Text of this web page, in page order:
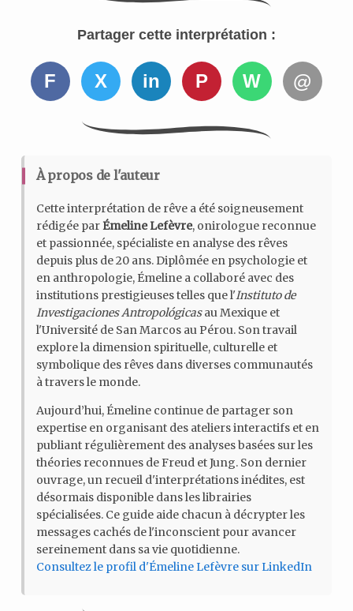
Partager cette interprétation :
F X in P W @
À propos de l'auteur
Cette interprétation de rêve a été soigneusement
rédigée parÉmeline Lefèvre, onirologue reconnue
et passionnée, spécialiste en analyse des rêves
depuis plus de 20 ans. Diplômée en psychologie et
en anthropologie, Émeline a collaboré avec des
institutions prestigieuses telles que l'Instituto de
Investigaciones Antropológicasau Mexique et
l'Université de San Marcos au Pérou. Son travail
explore la dimension spirituelle, culturelle et
symbolique des rêves dans diverses communautés
à travers le monde.
Aujourd’hui, Émeline continue de partager son
expertise en organisant des ateliers interactifs et en
publiant régulièrement des analyses basées sur les
théories reconnues de Freud et Jung. Son dernier
ouvrage, un recueil d'interprétations inédites, est
désormais disponible dans les librairies
spécialisées. Ce guide aide chacun à décrypter les
messages cachés de l'inconscient pour avancer
sereinement dans sa vie quotidienne.
Consultez le profil d'Émeline Lefèvre sur LinkedIn